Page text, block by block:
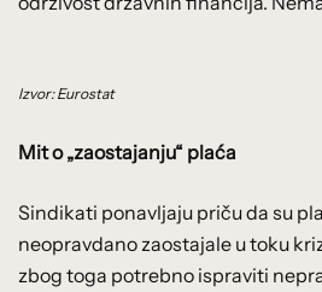
Izvor: Eurostat
Mit o „zaostajanju“ plaća
Sindikati ponavljaju priču da su
neopravdano zaostajale u toku
zbog toga potrebno ispraviti